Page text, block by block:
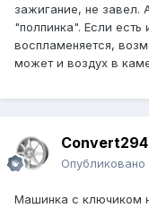
зажигание, не завел.
"полпинка". Если есть
воспламеняется,
может и воздух в
Convert294
Опубликовано
Машинка с ключиком